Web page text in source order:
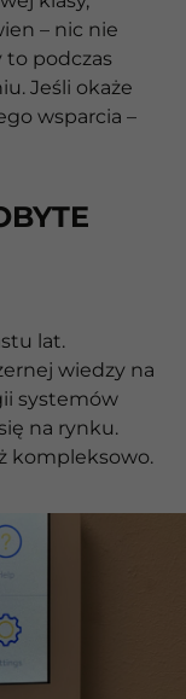
– nic nie
to podczas
Jeśli okaże
wsparcia –
lat.
wiedzy na
systemów
na rynku.
kompleksowo.